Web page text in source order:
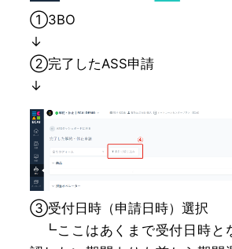
①3BO
↓
②完了したASS申請
↓
➂受付日時（申請日時）選択
┗ここはあくまで受付日時と